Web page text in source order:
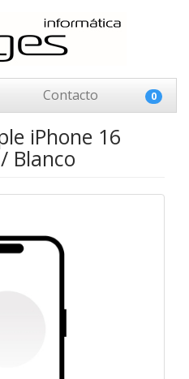
Contacto 0
iPhone 16
Blanco